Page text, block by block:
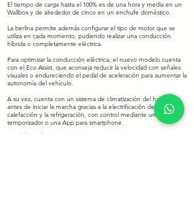
El tiempo de carga hasta el 100% es de una hora y media en un
Wallbox y de alrededor de cinco en un enchufe doméstico.
La berlina permite además configurar el tipo de motor que se
utiliza en cada momento, pudiendo realizar una conducción
híbrida o completamente eléctrica.
Para optimizar la conducción eléctrica, el nuevo modelo cuenta
con el Eco Assist, que aconseja reducir la velocidad con señales
visuales o endureciendo el pedal de aceleración para aumentar la
autonomía del vehículo.
A su vez, cuenta con un sistema de climatización del habitáculo
antes de iniciar la marcha gracias a la electrificación de la
calefacción y la refrigeración, con control mediante un
temporizador o una App para smartphone.
eMobility Solutions.